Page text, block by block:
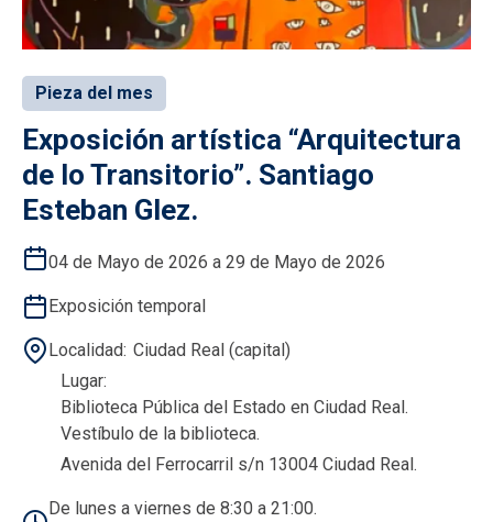
Pieza del mes
Exposición artística “Arquitectura
de lo Transitorio”. Santiago
Esteban Glez.
04 de Mayo de 2026 a 29 de Mayo de 2026
Exposición temporal
Localidad Ciudad Real (capital)
Lugar
Biblioteca Pública del Estado en Ciudad Real.
Vestíbulo de la biblioteca.
Avenida del Ferrocarril s/n 13004 Ciudad Real.
De lunes a viernes de 8:30 a 21:00.